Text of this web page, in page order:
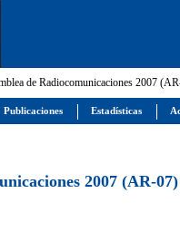
de Radiocomunicaciones 2007
2007 (AR-07)
Publicaciones Estadísticas